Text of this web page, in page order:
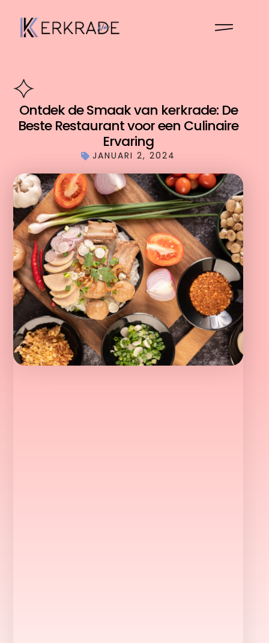
Ontdek de Smaak van kerkrade: De
Beste Restaurant voor een Culinaire
Ervaring
JANUARI 2, 2024